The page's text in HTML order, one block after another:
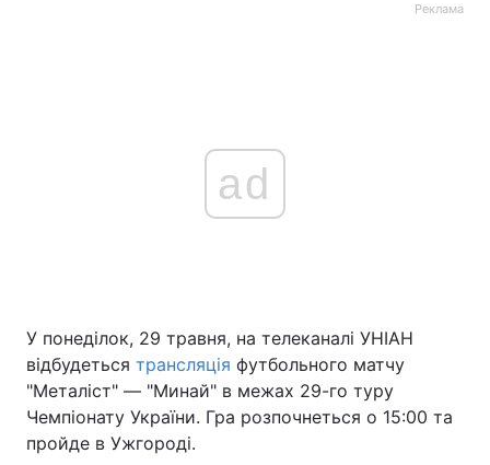
Реклама
ad
У понеділок, 29 травня, на телеканалі УНІАН
відбудеться трансляція футбольного матчу
"Металіст" — "Минай" в межах 29-го туру
Чемпіонату України. Гра розпочнеться о 15:00 та
пройде в Ужгороді.